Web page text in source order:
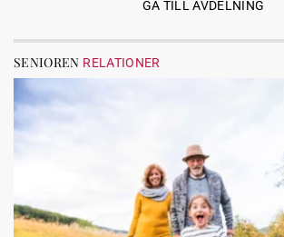
GÅ TILL AVDELNING
SENIOREN RELATIONER